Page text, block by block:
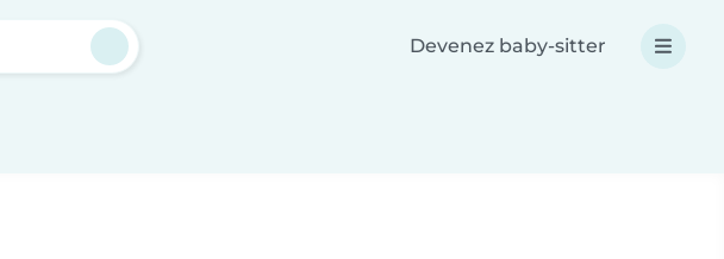
Devenez baby-sitter